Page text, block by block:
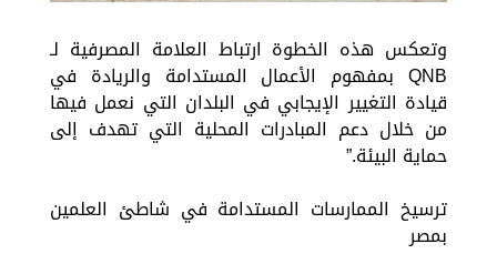
وتعكس هذه الخطوة ارتباط العلامة المصرفية لـ
QNB بمفهوم الأعمال المستدامة والريادة في
قيادة التغيير الإيجابي في البلدان التي نعمل فيها
من خلال دعم المبادرات المحلية التي تهدف إلى
حماية البيئة.”
ترسيخ الممارسات المستدامة في شاطئ العلمين
بمصر